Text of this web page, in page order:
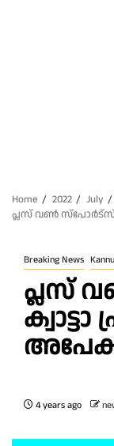
Home 2022 July
പ്ലസ് വൺ സ്പോര്‍ട്സ്
Breaking News
പ്ലസ്
4 years ago